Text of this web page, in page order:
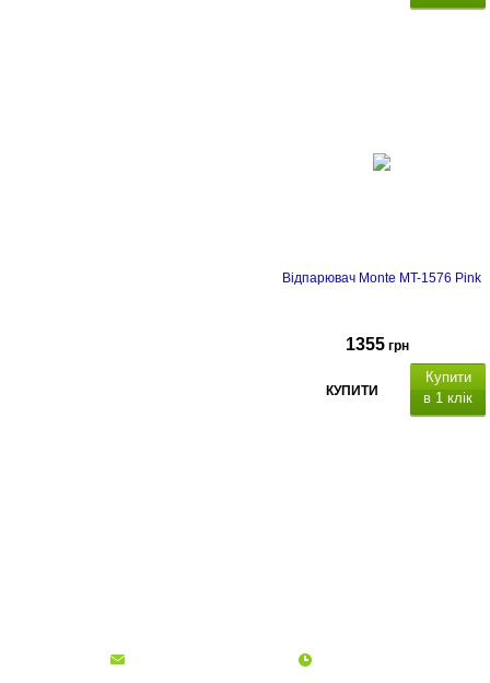
Відпарювач Monte MT-1576 Pink
1355 грн
КУПИТИ
Купити
в 1 клік